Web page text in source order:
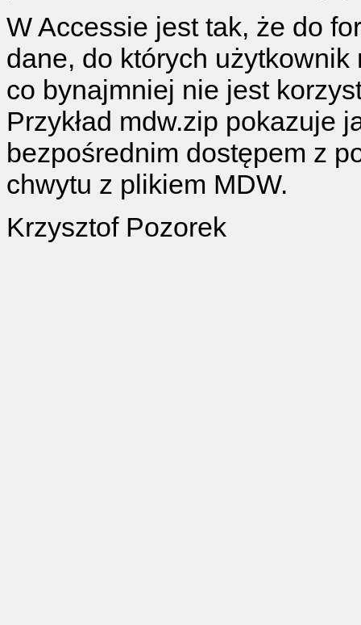
W Accessie jest tak, że do
dane, do których
co bynajmniej nie jest
Przykład mdw.zip pokazuje
bezpośrednim dostępem z
chwytu z plikiem MDW.
Krzysztof Pozorek